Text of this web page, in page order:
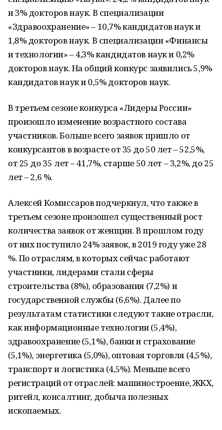
и 3% докторов наук. В специализации
«Здравоохранение» – 10,7% кандидатов наук и
1,8% докторов наук. В специализации «Финансы
и технологии» – 4,3% кандидатов наук и 0,2%
докторов наук. На общий конкурс заявились 5,9%
кандидатов наук и 0,5% докторов наук.
В третьем сезоне конкурса «Лидеры России»
произошло изменение возрастного состава
участников. Больше всего заявок пришло от
конкурсантов в возрасте от 35 до 50 лет – 52,5%,
от 25 до 35 лет – 41,7%, старше 50 лет – 3,2%, до 25
лет – 2,6 %.
Алексей Комиссаров подчеркнул, что также в
третьем сезоне произошел существенный рост
количества заявок от женщин. В прошлом году
от них поступило 24% заявок, в 2019 году уже 28
%. По отраслям, в которых сейчас работают
участники, лидерами стали сферы
строительства (8%), образования (7,2%) и
государственной службы (6,6%). Далее по
результатам статистики следуют такие отрасли,
как информационные технологии (5,4%),
здравоохранение (5,1%), банки и страхование
(5,1%), энергетика (5,0%), оптовая торговля (4,5%),
транспорт и логистика (4,5%). Меньше всего
регистраций от отраслей: машиностроение, ЖКХ,
ритейл, консалтинг, добыча полезных
ископаемых.